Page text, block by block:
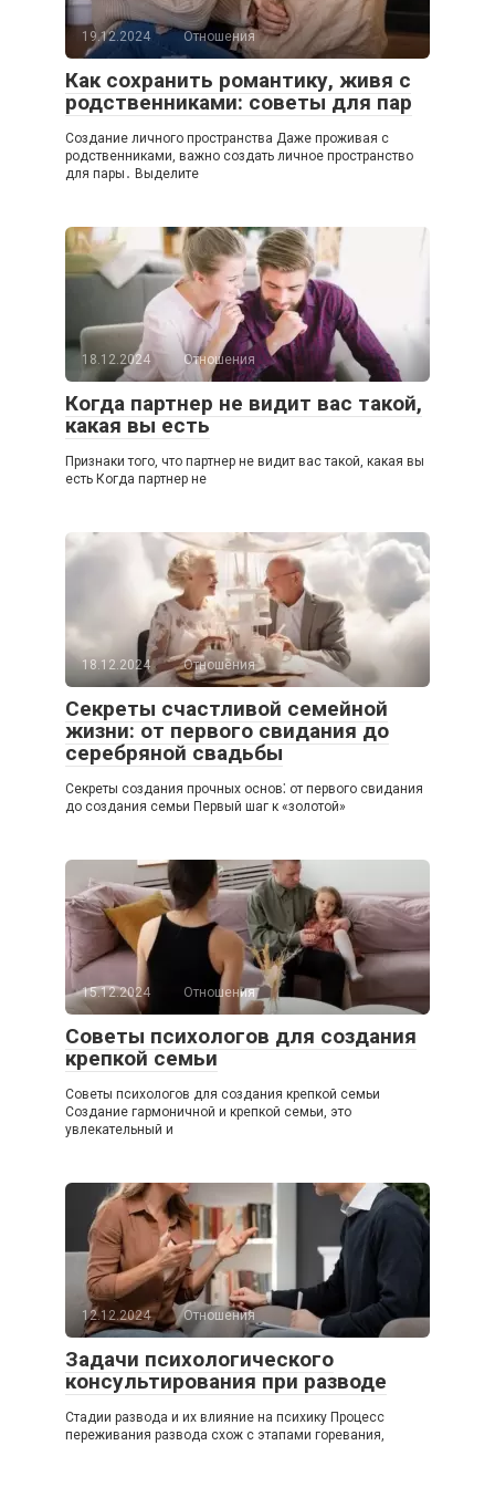
19.12.2024 Отношения
Как сохранить романтику, живя с
родственниками: советы для пар
Создание личного пространства Даже проживая с
родственниками, важно создать личное пространство
для пары․ Выделите
18.12.2024 Отношения
Когда партнер не видит вас такой,
какая вы есть
Признаки того, что партнер не видит вас такой, какая вы
есть Когда партнер не
18.12.2024 Отношения
Секреты счастливой семейной
жизни: от первого свидания до
серебряной свадьбы
Секреты создания прочных основ⁚ от первого свидания
до создания семьи Первый шаг к «золотой»
15.12.2024 Отношения
Советы психологов для создания
крепкой семьи
Советы психологов для создания крепкой семьи
Создание гармоничной и крепкой семьи, это
увлекательный и
12.12.2024 Отношения
Задачи психологического
консультирования при разводе
Стадии развода и их влияние на психику Процесс
переживания развода схож с этапами горевания,